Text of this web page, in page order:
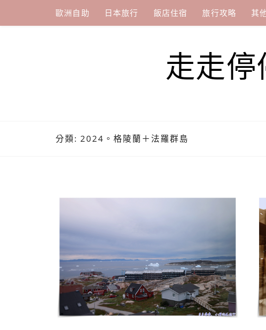
content
歐洲自助 日本旅行 飯店住宿 旅行攻略 其
走走停
分類: 2024。格陵蘭＋法羅群島